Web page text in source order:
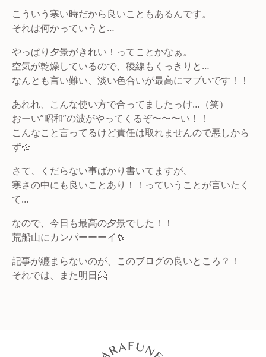
こういう寒い時だから良いこともあるんです。
それは何かっていうと…
やっぱり夕景がきれい！ってことかなぁ。
空気が乾燥しているので、稜線もくっきりと…
なんとも言い難い、淡い色合いが最高にマブいです！！
あれれ、こんな使い方で合ってましたっけ…（笑）
おーい”昭和”の波がやってくるぞ〜〜〜い！！
こんなこと言ってるけど責任は取れませんので悪しから
ず💦
さて、くだらない事ばかり書いてますが、
寒さの中にも良いことあり！！っていうことが言いたく
て…
なので、今日も最高の夕景でした！！
荒船山にカンパーーーイ🥂
記事が纏まらないのが、このブログの良いところ？！
それでは、また明日🤗